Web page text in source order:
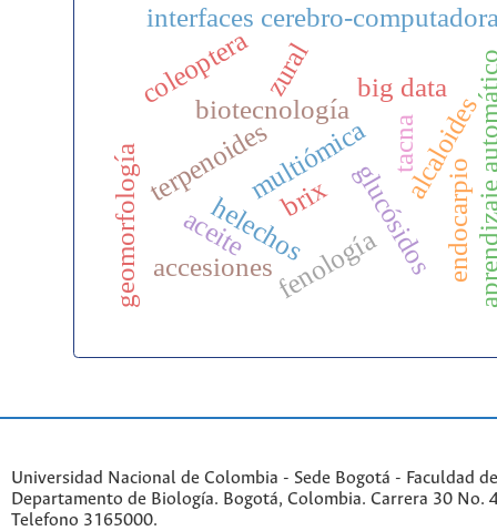
big data
interfaces cerebro-
multiómica alcaloides
biotecnología
glucósidos
terpenoides
fenología
geomorfología helechos
zural
accesiones
coleoptera
aceite
brix endocarpio
tacna
Universidad Nacional de Colombia - Sede Bogotá - Faculdad
Departamento de Biología. Bogotá, Colombia. Carrera 30 No.
Telefono 3165000.